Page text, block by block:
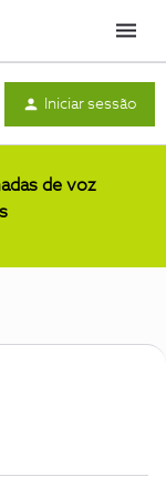
Menu
Iniciar sessão
de voz